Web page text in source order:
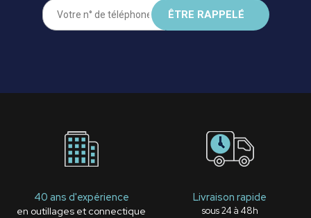
40 ans d'expérience
en outillages et connectique
Livraison rapide
sous 24 à 48h